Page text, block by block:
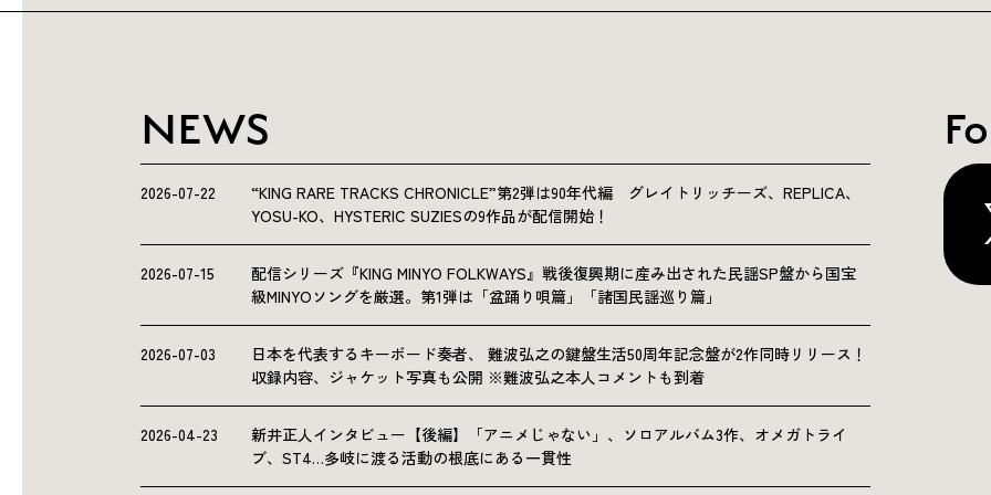
NEWS
2026-07-22
“KING RARE TRACKS CHRONICLE”第2弾は90年代編 グレイトリッチーズ、REPLICA、
YOSU-KO、HYSTERIC SUZIESの9作品が配信開始！
2026-07-15
配信シリーズ『KING MINYO FOLKWAYS』戦後復興期に産み出された民謡SP盤から国宝
級MINYOソングを厳選。第1弾は「盆踊り唄篇」「諸国民謡巡り篇」
2026-07-03
日本を代表するキーボード奏者、 難波弘之の鍵盤生活50周年記念盤が2作同時リリース！
収録内容、ジャケット写真も公開 ※難波弘之本人コメントも到着
2026-04-23
新井正人インタビュー【後編】「アニメじゃない」、ソロアルバム3作、オメガトライ
ブ、ST4…多岐に渡る活動の根底にある一貫性